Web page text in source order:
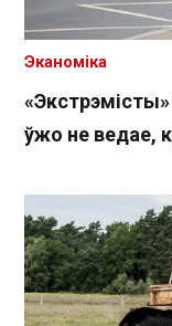
ўжо не ведае,
Эканоміка